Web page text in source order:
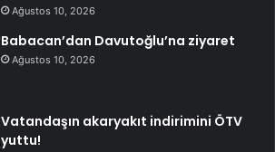
Ağustos 10, 2026
Babacan’dan Davutoğlu’na ziyaret
Ağustos 10, 2026
Vatandaşın akaryakıt indirimini ÖTV
yuttu!